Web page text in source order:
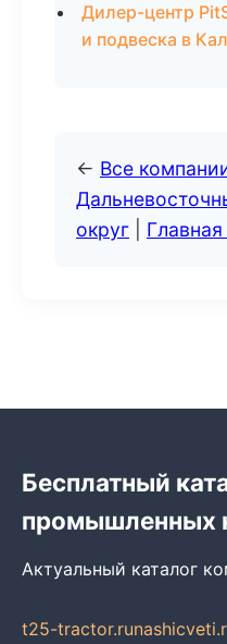
Дилер-центр
и подвеска в
← Все
округ
Бесплатный
промышленных
Актуальный каталог
t25-tractor.ru